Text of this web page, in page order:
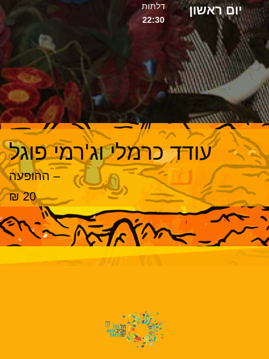
יום ראשון
דלתות
22:30
עודד כרמלי וג'רמי פוגל
– ההופעה
20 ₪